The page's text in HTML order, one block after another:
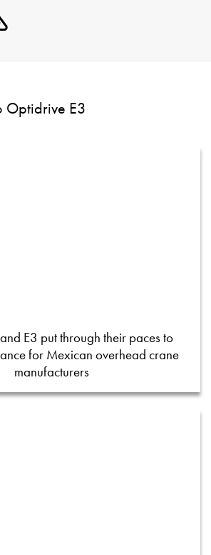
Optidrive E3
E3 put through their paces to
for Mexican overhead crane
manufacturers